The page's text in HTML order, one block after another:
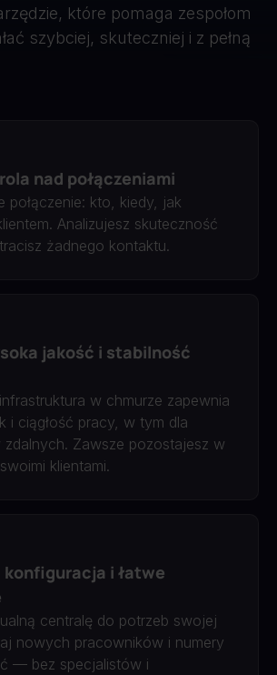
które pomaga zespołom
szybciej, skuteczniej i z pełną
nad połączeniami
połączenie: kto, kiedy, jak
Analizujesz skuteczność
żadnego kontaktu.
jakość i stabilność
w chmurze zapewnia
i ciągłość pracy, w tym dla
Zawsze pozostajesz w
klientami.
i łatwe
centralę do potrzeb swojej
nowych pracowników i numery
— bez specjalistów i